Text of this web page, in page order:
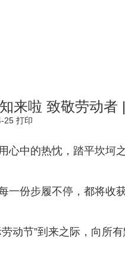
来啦 致敬劳动者
25 打印
心中的热忱，踏平坎坷之
一份步履不停，都将收
劳动节”到来之际，向所